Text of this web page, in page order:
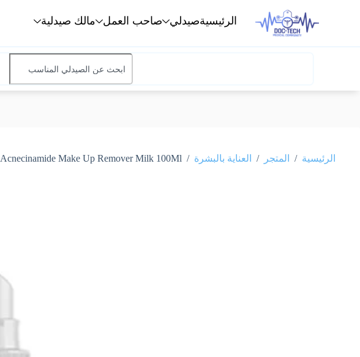
الرئيسيةصيدلي صاحب العمل مالك صيدلية
الرئيسية / المتجر / العناية بالبشرة / Acnecinamide Make Up Remover Milk 100Ml اكنيسينامايد حليب ازالة المكياج 100 مل